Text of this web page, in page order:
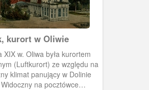
kurort w Oliwie
XIX w. Oliwa była kurortem
(Luftkurort) ze względu na
klimat panujący w Dolinie
na pocztówce